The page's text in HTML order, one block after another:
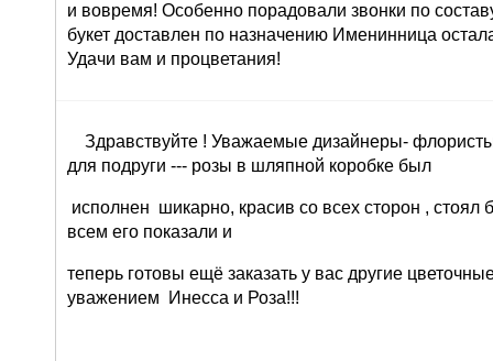
и вовремя! Особенно порадовали звонки по
букет доставлен по назначению Именинница
Удачи вам и процветания!
Здравствуйте ! Уважаемые дизайнеры-
для подруги --- розы в шляпной коробке был
исполнен шикарно, красив со всех сторон ,
всем его показали и
теперь готовы ещё заказать у вас другие
уважением Инесса и Роза!!!